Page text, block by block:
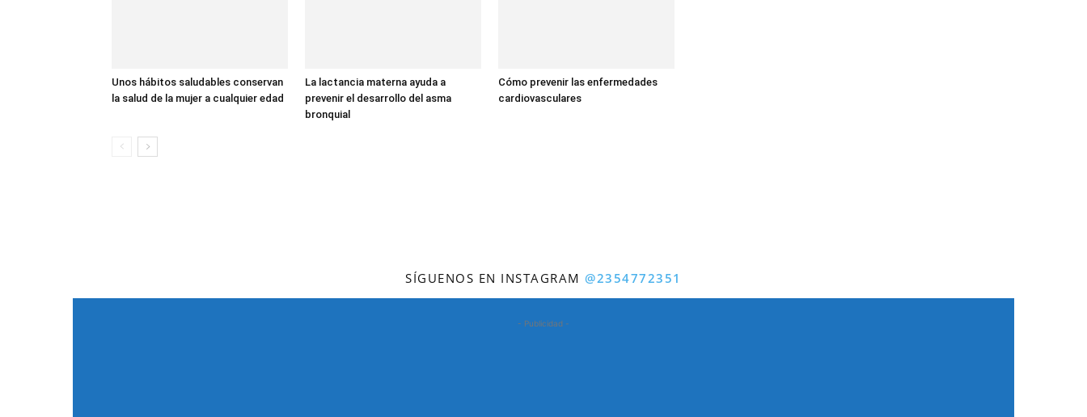
Unos hábitos saludables conservan
la salud de la mujer a cualquier edad
La lactancia materna ayuda a
prevenir el desarrollo del asma
bronquial
Cómo prevenir las enfermedades
cardiovasculares
SÍGUENOS EN INSTAGRAM@2354772351
- Publicidad -